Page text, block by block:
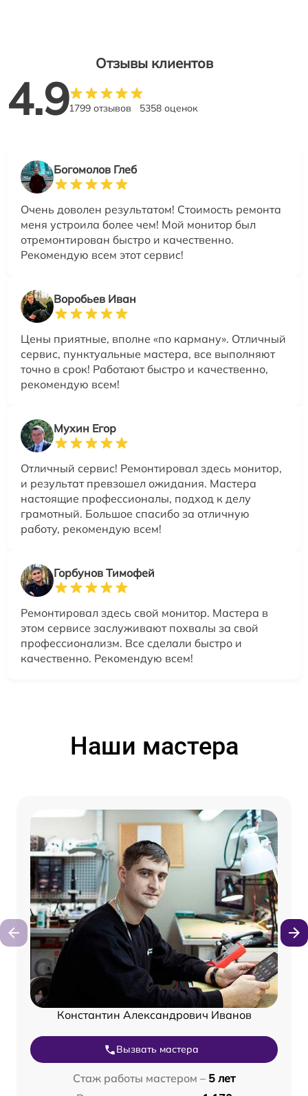
Отзывы клиентов
4.91799 отзывов 5358 оценок
Богомолов Глеб
Очень доволен результатом! Стоимость ремонта
меня устроила более чем! Мой монитор был
отремонтирован быстро и качественно.
Рекомендую всем этот сервис!
Воробьев Иван
Цены приятные, вполне «по карману». Отличный
сервис, пунктуальные мастера, все выполняют
точно в срок! Работают быстро и качественно,
рекомендую всем!
Мухин Егор
Отличный сервис! Ремонтировал здесь монитор,
и результат превзошел ожидания. Мастера
настоящие профессионалы, подход к делу
грамотный. Большое спасибо за отличную
работу, рекомендую всем!
Горбунов Тимофей
Ремонтировал здесь свой монитор. Мастера в
этом сервисе заслуживают похвалы за свой
профессионализм. Все сделали быстро и
качественно. Рекомендую всем!
Наши мастера
Константин Александрович Иванов
Вызвать мастера
Стаж работы мастером – 5 лет